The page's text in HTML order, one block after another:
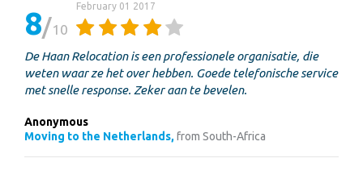
8 10
February 01 2017
De Haan Relocation is een professionele organisatie, die
weten waar ze het over hebben. Goede telefonische service
met snelle response. Zeker aan te bevelen.
Anonymous
Moving to the Netherlands,from South-Africa